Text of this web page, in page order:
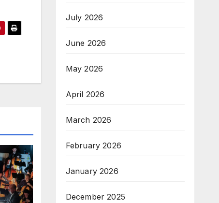
July 2026
June 2026
May 2026
April 2026
March 2026
February 2026
January 2026
December 2025